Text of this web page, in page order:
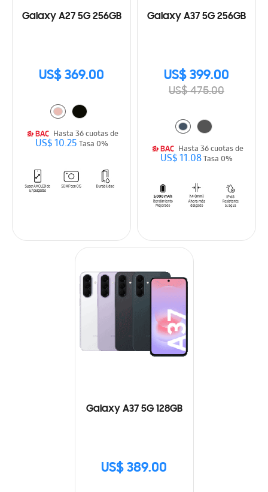
Galaxy A27 5G 256GB
US$ 369.00
Hasta 36 cuotas de
US$ 10.25Tasa 0%
Galaxy A37 5G 256GB
US$ 399.00
US$ 475.00
Hasta 36 cuotas de
US$ 11.08Tasa 0%
Galaxy A37 5G 128GB
US$ 389.00